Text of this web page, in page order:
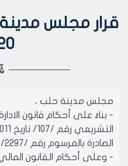
مجلس مدينة حلب ،
- بناءً على أحكام قانون
الصادرة بالمرسوم رقم /2297/ تاريخ 28/9/1971 وتعديلاتهما .